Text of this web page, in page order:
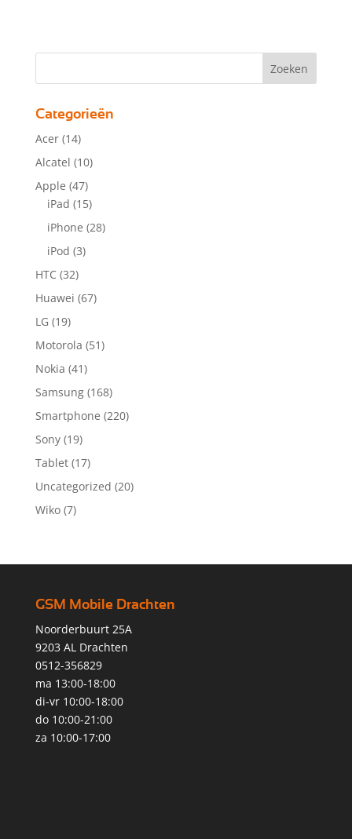
Categorieën
Acer (14)
Alcatel (10)
Apple (47)
iPad (15)
iPhone (28)
iPod (3)
HTC (32)
Huawei (67)
LG (19)
Motorola (51)
Nokia (41)
Samsung (168)
Smartphone (220)
Sony (19)
Tablet (17)
Uncategorized (20)
Wiko (7)
GSM Mobile Drachten
Noorderbuurt 25A
9203 AL Drachten
0512-356829
ma 13:00-18:00
di-vr 10:00-18:00
do 10:00-21:00
za 10:00-17:00